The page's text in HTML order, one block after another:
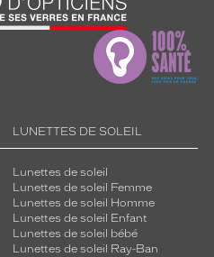
LUNETTES DE SOLEIL
Lunettes de soleil
Lunettes de soleil Femme
Lunettes de soleil Homme
Lunettes de soleil Enfant
Lunettes de soleil bébé
Lunettes de soleil Ray-Ban